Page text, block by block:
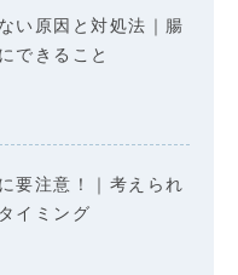
い原因と対処法｜腸
できること
要注意！｜考えられ
イミング